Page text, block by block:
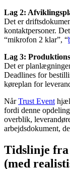
Lag 2:
Det er
kontaktpersoner.
“mikrofon 2 klar”, “
Lag 3:
Det er
Deadlines for
køreplan for
NårTrust Event
fordi denne
overblik,
arbejdsdokument,
Tidslinje fra
(med